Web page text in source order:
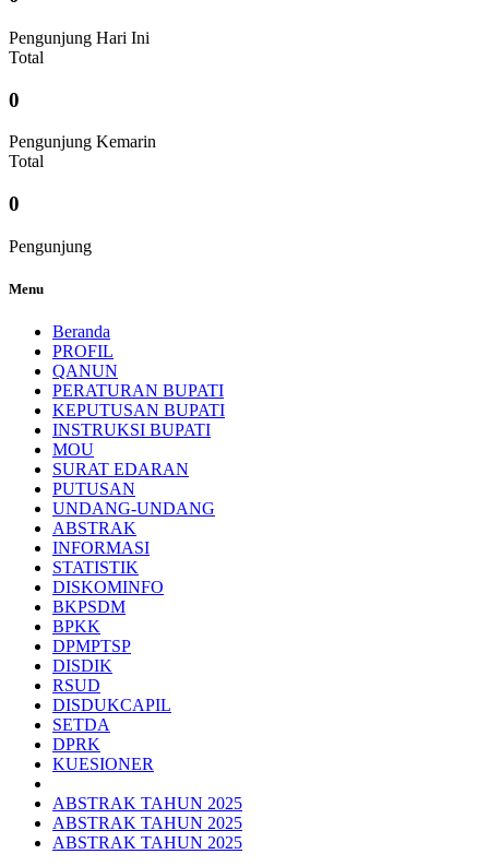
Pengunjung Hari Ini
Total
0
Pengunjung Kemarin
Total
0
Pengunjung
Menu
Beranda
PROFIL
QANUN
PERATURAN BUPATI
KEPUTUSAN BUPATI
INSTRUKSI BUPATI
MOU
SURAT EDARAN
PUTUSAN
UNDANG-UNDANG
ABSTRAK
INFORMASI
STATISTIK
DISKOMINFO
BKPSDM
BPKK
DPMPTSP
DISDIK
RSUD
DISDUKCAPIL
SETDA
DPRK
KUESIONER
ABSTRAK TAHUN 2025
ABSTRAK TAHUN 2025
ABSTRAK TAHUN 2025